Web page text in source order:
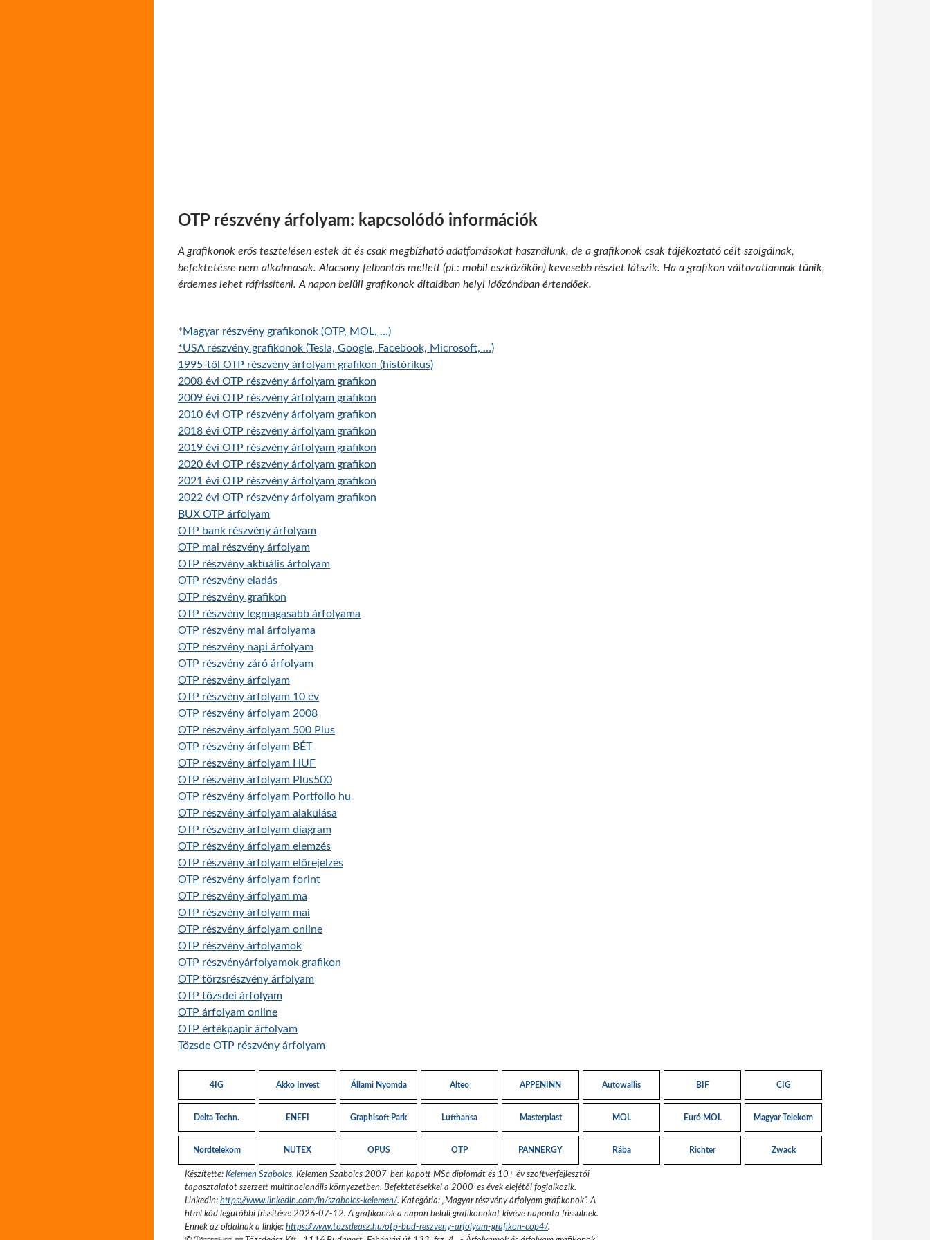
OTP részvény árfolyam: kapcsolódó információk
A grafikonok erős tesztelésen estek át és csak megbízható adatforrásokat használunk, de a grafikonok csak tájékoztató célt szolgálnak,
befektetésre nem alkalmasak. Alacsony felbontás mellett (pl.: mobil eszközökön) kevesebb részlet látszik. Ha a grafikon változatlannak tűnik,
érdemes lehet ráfrissíteni. A napon belüli grafikonok általában helyi időzónában értendőek.
*Magyar részvény grafikonok (OTP, MOL, …)
*USA részvény grafikonok (Tesla, Google, Facebook, Microsoft, …)
1995-től OTP részvény árfolyam grafikon (histórikus)
2008 évi OTP részvény árfolyam grafikon
2009 évi OTP részvény árfolyam grafikon
2010 évi OTP részvény árfolyam grafikon
2018 évi OTP részvény árfolyam grafikon
2019 évi OTP részvény árfolyam grafikon
2020 évi OTP részvény árfolyam grafikon
2021 évi OTP részvény árfolyam grafikon
2022 évi OTP részvény árfolyam grafikon
BUX OTP árfolyam
OTP bank részvény árfolyam
OTP mai részvény árfolyam
OTP részvény aktuális árfolyam
OTP részvény eladás
OTP részvény grafikon
OTP részvény legmagasabb árfolyama
OTP részvény mai árfolyama
OTP részvény napi árfolyam
OTP részvény záró árfolyam
OTP részvény árfolyam
OTP részvény árfolyam 10 év
OTP részvény árfolyam 2008
OTP részvény árfolyam 500 Plus
OTP részvény árfolyam BÉT
OTP részvény árfolyam HUF
OTP részvény árfolyam Plus500
OTP részvény árfolyam Portfolio hu
OTP részvény árfolyam alakulása
OTP részvény árfolyam diagram
OTP részvény árfolyam elemzés
OTP részvény árfolyam előrejelzés
OTP részvény árfolyam forint
OTP részvény árfolyam ma
OTP részvény árfolyam mai
OTP részvény árfolyam online
OTP részvény árfolyamok
OTP részvényárfolyamok grafikon
OTP törzsrészvény árfolyam
OTP tőzsdei árfolyam
OTP árfolyam online
OTP értékpapír árfolyam
Tőzsde OTP részvény árfolyam
4IG Akko Invest Állami Nyomda Alteo APPENINN Autowallis BIF CIG
Delta Techn. ENEFI Graphisoft Park Lufthansa Masterplast MOL Euró MOL Magyar Telekom
Nordtelekom NUTEX OPUS OTP PANNERGY Rába Richter Zwack
Készítette: Kelemen Szabolcs. Kelemen Szabolcs 2007-ben kapott MSc diplomát és 10+ év szoftverfejlesztői
tapasztalatot szerzett multinacionális környezetben. Befektetésekkel a 2000-es évek elejétől foglalkozik.
LinkedIn: https://www.linkedin.com/in/szabolcs-kelemen/. Kategória: „Magyar részvény árfolyam grafikonok”.A
html kód legutóbbi frissítése: 2026-07-12. A grafikonok a napon belüli grafikonokat kivéve naponta frissülnek.
Ennek az oldalnak a linkje: https://www.tozsdeasz.hu/otp-bud-reszveny-arfolyam-grafikon-cop4/.